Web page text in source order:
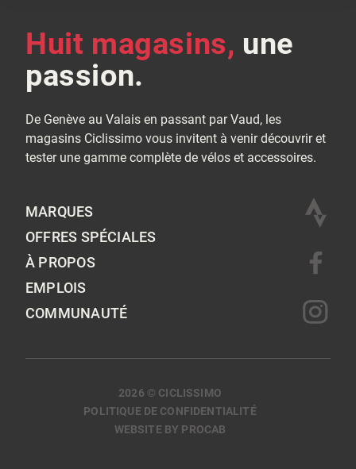
Huit magasins, une
passion.
De Genève au Valais en passant par Vaud, les
magasins Ciclissimo vous invitent à venir découvrir et
tester une gamme complète de vélos et accessoires.
MARQUES
OFFRES SPÉCIALES
À PROPOS
EMPLOIS
COMMUNAUTÉ
2026 © CICLISSIMO
POLITIQUE DE CONFIDENTIALITÉ
WEBSITE BY PROCAB